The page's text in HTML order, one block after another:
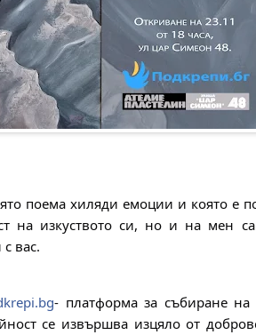
поема хиляди емоции и която е
на изкуството си, но и на мен
вас.
- платформа за събиране
се извършва изцяло от